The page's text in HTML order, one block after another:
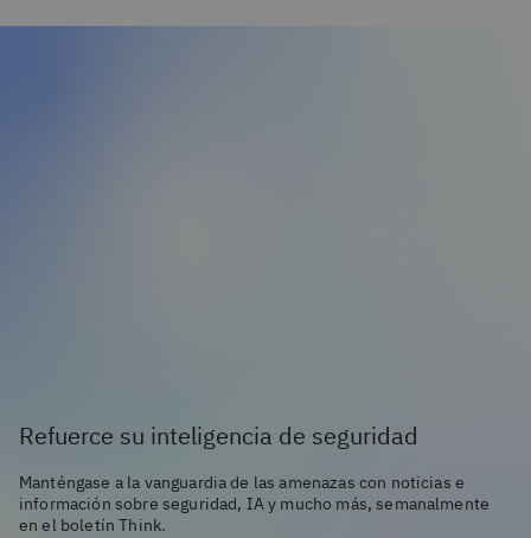
Refuerce su inteligencia de seguridad
Manténgase a la vanguardia de las amenazas con noticias e
información sobre seguridad, IA y mucho más, semanalmente
en el boletín Think.